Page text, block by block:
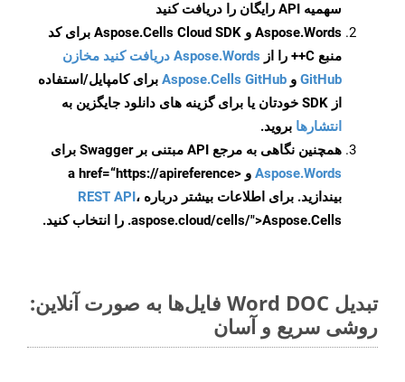
سهمیه API رایگان را دریافت کنید
Aspose.Words و Aspose.Cells Cloud SDK برای کد
منبع C++ را از
Aspose.Words دریافت کنید مخازن
GitHub و Aspose.Cells GitHub برای کامپایل/استفاده
از SDK خودتان یا برای گزینه های دانلود جایگزین به
انتشارها بروید.
همچنین نگاهی به مرجع API مبتنی بر Swagger برای
Aspose.Words
و <a href=“https://apireference
بیندازید. برای اطلاعات بیشتر درباره REST API،
.aspose.cloud/cells/">Aspose.Cells را انتخاب کنید.
تبدیل Word DOC فایل‌ها به صورت آنلاین:
روشی سریع و آسان